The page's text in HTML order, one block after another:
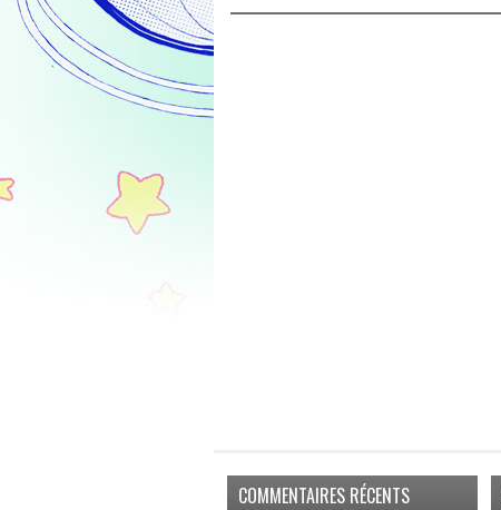
COMMENTAIRES RÉCENTS